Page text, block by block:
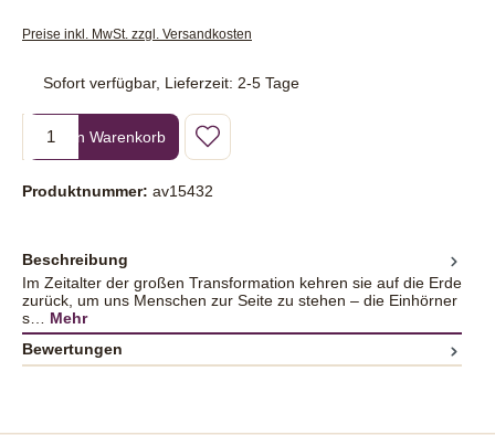
Preise inkl. MwSt. zzgl. Versandkosten
Sofort verfügbar, Lieferzeit: 2-5 Tage
Produkt Anzahl: Gib den gewünschten Wert ein oder benutze die
In den Warenkorb
Produktnummer: av15432
Beschreibung
Im Zeitalter der großen Transformation kehren sie auf die Erde
zurück, um uns Menschen zur Seite zu stehen – die Einhörner
s… Mehr
Bewertungen